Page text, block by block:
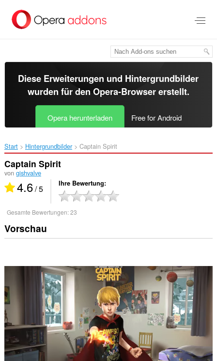
Hauptinhalt
springen
Diese Erweiterungen und Hintergrundbilder
wurden für den Opera-Browsererstellt.
Opera herunterladen Free for Android
Start Hintergrundbilder Captain Spirit‎
Captain Spirit
von gishvalve
4.6/ 5 Ihre Bewertung
Gesamte Bewertungen:23
Vorschau